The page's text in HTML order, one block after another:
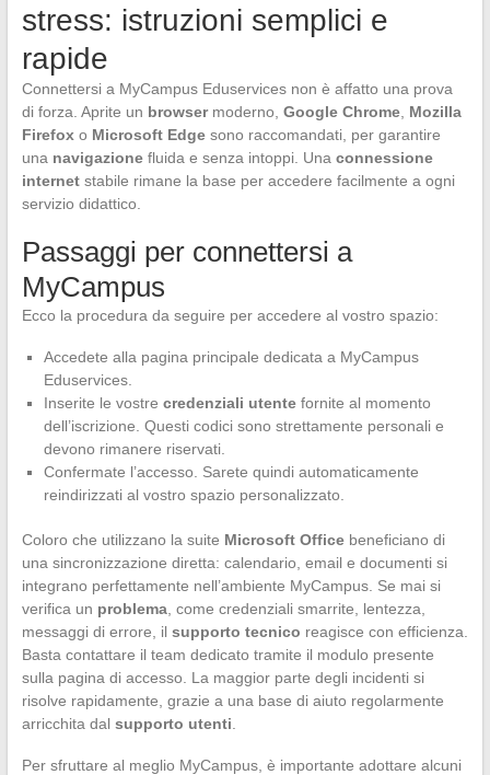
stress: istruzioni semplici e
rapide
Connettersi a MyCampus Eduservices non è affatto una prova
di forza. Aprite un browsermoderno, Google Chrome, Mozilla
Firefoxo Microsoft Edgesono raccomandati, per garantire
una navigazionefluida e senza intoppi. Una connessione
internetstabile rimane la base per accedere facilmente a ogni
servizio didattico.
Passaggi per connettersi a
MyCampus
Ecco la procedura da seguire per accedere al vostro spazio:
Accedete alla pagina principale dedicata a MyCampus
Eduservices.
Inserite le vostre credenziali utentefornite al momento
dell’iscrizione. Questi codici sono strettamente personali e
devono rimanere riservati.
Confermate l’accesso. Sarete quindi automaticamente
reindirizzati al vostro spazio personalizzato.
Coloro che utilizzano la suite Microsoft Officebeneficiano di
una sincronizzazione diretta: calendario, email e documenti si
integrano perfettamente nell’ambiente MyCampus. Se mai si
verifica un problema, come credenziali smarrite, lentezza,
messaggi di errore, il supporto tecnico reagisce con efficienza.
Basta contattare il team dedicato tramite il modulo presente
sulla pagina di accesso. La maggior parte degli incidenti si
risolve rapidamente, grazie a una base di aiuto regolarmente
arricchita dal supporto utenti
Per sfruttare al meglio MyCampus, è importante adottare alcuni